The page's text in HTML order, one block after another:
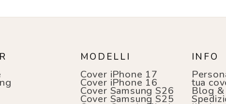
MODELLI
Cover iPhone 17
Cover iPhone 16
Cover Samsung S26
Cover Samsung S25
INFO
tua
Blog &